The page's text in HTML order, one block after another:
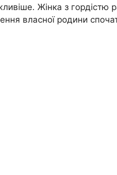
Жінка з
власної родини